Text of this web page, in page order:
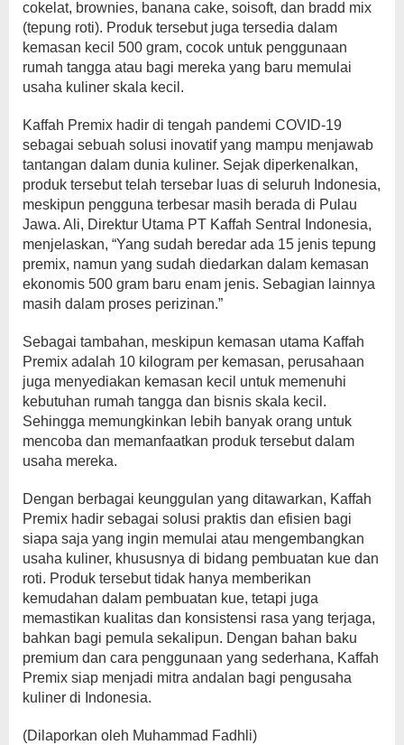
cokelat, brownies, banana cake, soisoft, dan bradd mix
(tepung roti). Produk tersebut juga tersedia dalam
kemasan kecil 500 gram, cocok untuk penggunaan
rumah tangga atau bagi mereka yang baru memulai
usaha kuliner skala kecil.
Kaffah Premix hadir di tengah pandemi COVID-19
sebagai sebuah solusi inovatif yang mampu menjawab
tantangan dalam dunia kuliner. Sejak diperkenalkan,
produk tersebut telah tersebar luas di seluruh Indonesia,
meskipun pengguna terbesar masih berada di Pulau
Jawa. Ali, Direktur Utama PT Kaffah Sentral Indonesia,
menjelaskan, “Yang sudah beredar ada 15 jenis tepung
premix, namun yang sudah diedarkan dalam kemasan
ekonomis 500 gram baru enam jenis. Sebagian lainnya
masih dalam proses perizinan.”
Sebagai tambahan, meskipun kemasan utama Kaffah
Premix adalah 10 kilogram per kemasan, perusahaan
juga menyediakan kemasan kecil untuk memenuhi
kebutuhan rumah tangga dan bisnis skala kecil.
Sehingga memungkinkan lebih banyak orang untuk
mencoba dan memanfaatkan produk tersebut dalam
usaha mereka.
Dengan berbagai keunggulan yang ditawarkan, Kaffah
Premix hadir sebagai solusi praktis dan efisien bagi
siapa saja yang ingin memulai atau mengembangkan
usaha kuliner, khususnya di bidang pembuatan kue dan
roti. Produk tersebut tidak hanya memberikan
kemudahan dalam pembuatan kue, tetapi juga
memastikan kualitas dan konsistensi rasa yang terjaga,
bahkan bagi pemula sekalipun. Dengan bahan baku
premium dan cara penggunaan yang sederhana, Kaffah
Premix siap menjadi mitra andalan bagi pengusaha
kuliner di Indonesia.
(Dilaporkan oleh Muhammad Fadhli)